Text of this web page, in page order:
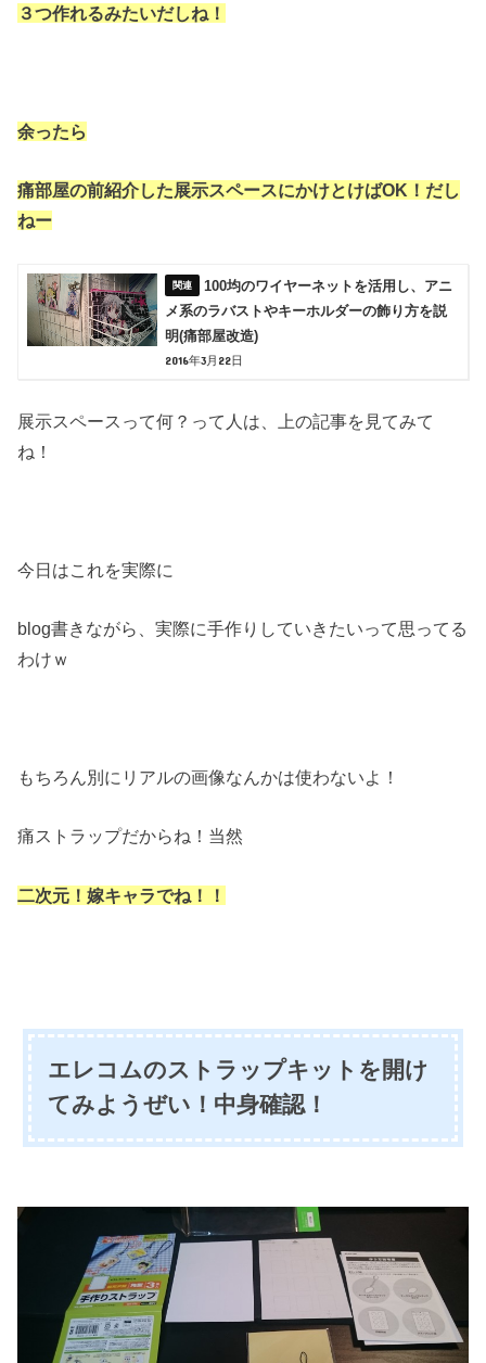
３つ作れるみたいだしね！
余ったら
痛部屋の前紹介した展示スペースにかけとけばOK！だし
ねー
100均のワイヤーネットを活用し、アニ
メ系のラバストやキーホルダーの飾り方を説
明(痛部屋改造)
2016年3月22日
展示スペースって何？って人は、上の記事を見てみて
ね！
今日はこれを実際に
blog書きながら、実際に手作りしていきたいって思ってる
わけｗ
もちろん別にリアルの画像なんかは使わないよ！
痛ストラップだからね！当然
二次元！嫁キャラでね！！
エレコムのストラップキットを開け
てみようぜい！中身確認！